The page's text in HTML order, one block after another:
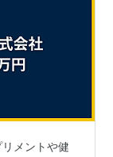
メントや健